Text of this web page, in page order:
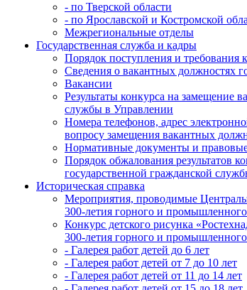
- по Тверской области
- по Ярославской и Костромской
Межрегиональные отделы
Государственная служба и кадры
Порядок поступления и требования
Сведения о вакантных должностях
Вакансии
Результаты конкурса на замещение
службы в Управлении
Номера телефонов, адрес
вопросу замещения вакантных
Нормативные документы и
Порядок обжалования результатов
государственной гражданской
Историческая справка
Мероприятия, проводимые
300-летия горного и
Конкурс детского рисунка
300-летия горного и
- Галерея работ детей до 6 лет
- Галерея работ детей от 7 до 10 лет
- Галерея работ детей от 11 до 14 лет